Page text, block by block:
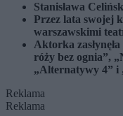
Stanisława
Przez lata swojej
warszawskimi
Aktorka
róży bez ognia”,
„Alternatywy 4” i
Reklama
Reklama